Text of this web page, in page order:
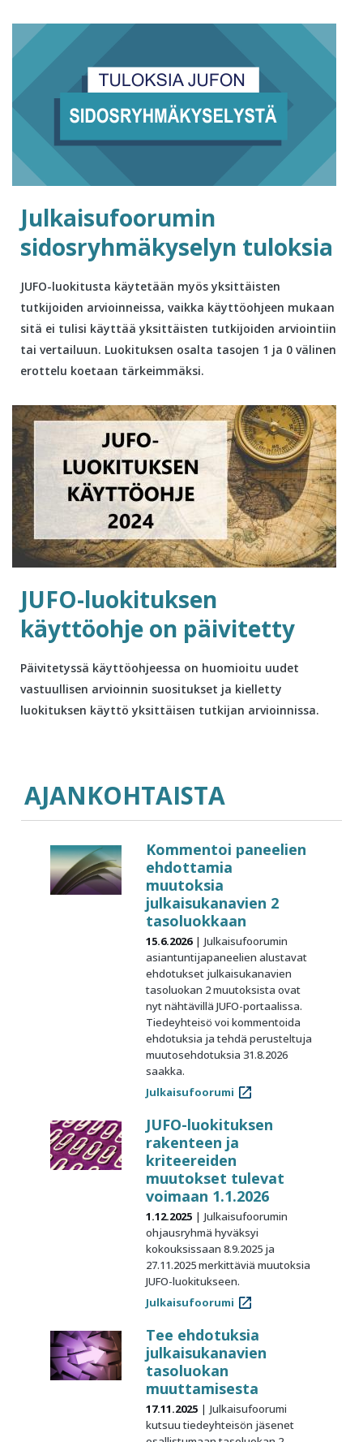
Julkaisufoorumin
sidosryhmäkyselyn tuloksia
JUFO-luokitusta käytetään myös yksittäisten
tutkijoiden arvioinneissa, vaikka käyttöohjeen mukaan
sitä ei tulisi käyttää yksittäisten tutkijoiden arviointiin
tai vertailuun. Luokituksen osalta tasojen 1 ja 0 välinen
erottelu koetaan tärkeimmäksi.
JUFO-luokituksen
käyttöohje on päivitetty
Päivitetyssä käyttöohjeessa on huomioitu uudet
vastuullisen arvioinnin suositukset ja kielletty
luokituksen käyttö yksittäisen tutkijan arvioinnissa.
AJANKOHTAISTA
Kommentoi paneelien
ehdottamia
muutoksia
julkaisukanavien 2
tasoluokkaan
15.6.2026
Julkaisufoorumin
asiantuntijapaneelien alustavat
ehdotukset julkaisukanavien
tasoluokan 2 muutoksista ovat
nyt nähtävillä JUFO-portaalissa.
Tiedeyhteisö voi kommentoida
ehdotuksia ja tehdä perusteltuja
muutosehdotuksia 31.8.2026
saakka.
Julkaisufoorumi
JUFO-luokituksen
rakenteen ja
kriteereiden
muutokset tulevat
voimaan 1.1.2026
1.12.2025
Julkaisufoorumin
ohjausryhmä hyväksyi
kokouksissaan 8.9.2025 ja
27.11.2025 merkittäviä muutoksia
JUFO-luokitukseen.
Julkaisufoorumi
Tee ehdotuksia
julkaisukanavien
tasoluokan
muuttamisesta
17.11.2025
Julkaisufoorumi
kutsuu tiedeyhteisön jäsenet